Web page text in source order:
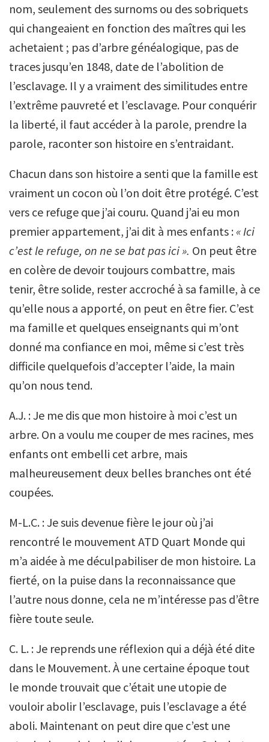
nom, seulement des surnoms ou des sobriquets
qui changeaient en fonction des maîtres qui les
achetaient ; pas d’arbre généalogique, pas de
traces jusqu’en 1848, date de l’abolition de
l’esclavage. Il y a vraiment des similitudes entre
l’extrême pauvreté et l’esclavage. Pour conquérir
la liberté, il faut accéder à la parole, prendre la
parole, raconter son histoire en s’entraidant.
Chacun dans son histoire a senti que la famille est
vraiment un cocon où l’on doit être protégé. C’est
vers ce refuge que j’ai couru. Quand j’ai eu mon
premier appartement, j’ai dit à mes enfants : « Ici
c’est le refuge, on ne se bat pas ici ». On peut être
en colère de devoir toujours combattre, mais
tenir, être solide, rester accroché à sa famille, à ce
qu’elle nous a apporté, on peut en être fier. C’est
ma famille et quelques enseignants qui m’ont
donné ma confiance en moi, même si c’est très
difficile quelquefois d’accepter l’aide, la main
qu’on nous tend.
A.J. : Je me dis que mon histoire à moi c’est un
arbre. On a voulu me couper de mes racines, mes
enfants ont embelli cet arbre, mais
malheureusement deux belles branches ont été
coupées.
M-L.C. : Je suis devenue fière le jour où j’ai
rencontré le mouvement ATD Quart Monde qui
m’a aidée à me déculpabiliser de mon histoire. La
fierté, on la puise dans la reconnaissance que
l’autre nous donne, cela ne m’intéresse pas d’être
fière toute seule.
C. L. : Je reprends une réflexion qui a déjà été dite
dans le Mouvement. À une certaine époque tout
le monde trouvait que c’était une utopie de
vouloir abolir l’esclavage, puis l’esclavage a été
aboli. Maintenant on peut dire que c’est une